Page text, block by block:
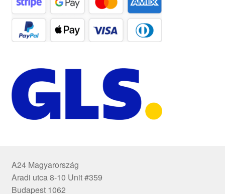
A24 Magyarország
Aradi utca 8-10 Unit #359
Budapest 1062